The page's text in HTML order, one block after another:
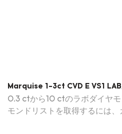
Marquise 1-3ct CVD E VS1
0.3 ctから10 ctのラボダイヤ
モンドリストを取得するには